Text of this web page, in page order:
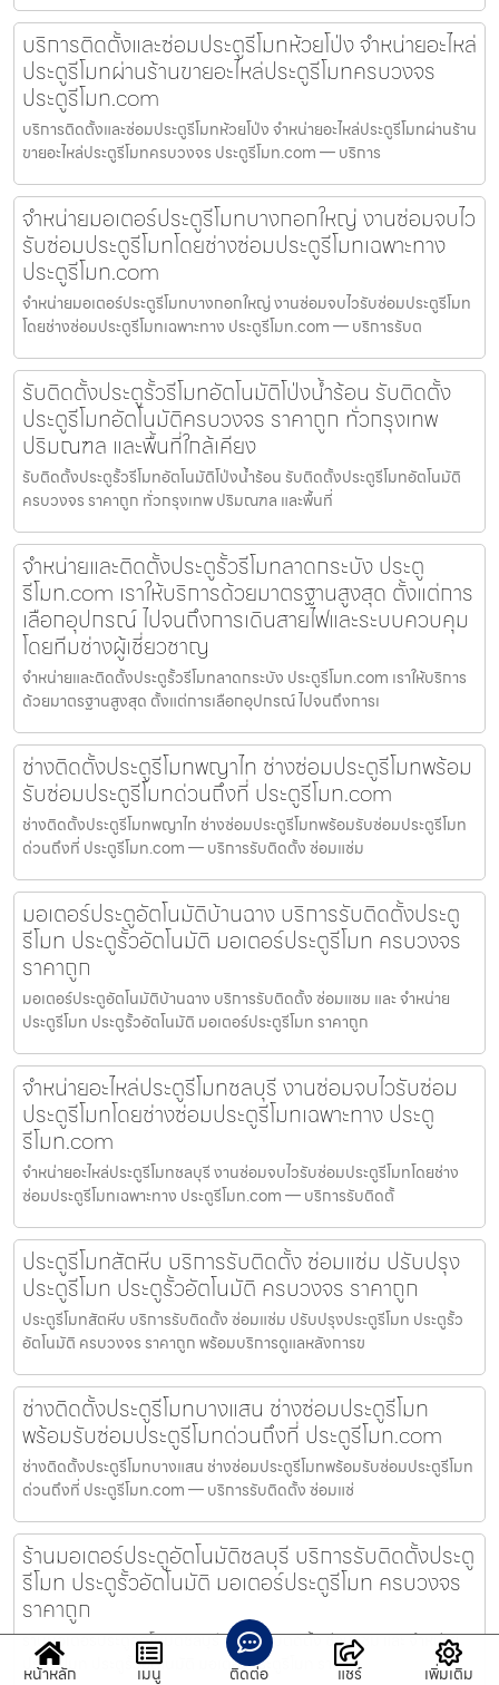
บริการติดตั้งและซ่อมประตูรีโมทห้วยโป่ง จำหน่ายอะไหล่
ประตูรีโมทผ่านร้านขายอะไหล่ประตูรีโมทครบวงจร
ประตูรีโมท.com
บริการติดตั้งและซ่อมประตูรีโมทห้วยโป่ง จำหน่ายอะไหล่ประตูรีโมทผ่านร้าน
ขายอะไหล่ประตูรีโมทครบวงจร ประตูรีโมท.com — บริการ
จำหน่ายมอเตอร์ประตูรีโมทบางกอกใหญ่ งานซ่อมจบไว
รับซ่อมประตูรีโมทโดยช่างซ่อมประตูรีโมทเฉพาะทาง
ประตูรีโมท.com
จำหน่ายมอเตอร์ประตูรีโมทบางกอกใหญ่ งานซ่อมจบไวรับซ่อมประตูรีโมท
โดยช่างซ่อมประตูรีโมทเฉพาะทาง ประตูรีโมท.com — บริการรับต
รับติดตั้งประตูรั้วรีโมทอัตโนมัติโป่งน้ำร้อน รับติดตั้ง
ประตูรีโมทอัตโนมัติครบวงจร ราคาถูก ทั่วกรุงเทพ
ปริมณฑล และพื้นที่ใกล้เคียง
รับติดตั้งประตูรั้วรีโมทอัตโนมัติโป่งน้ำร้อน รับติดตั้งประตูรีโมทอัตโนมัติ
ครบวงจร ราคาถูก ทั่วกรุงเทพ ปริมณฑล และพื้นที่
จำหน่ายและติดตั้งประตูรั้วรีโมทลาดกระบัง ประตู
รีโมท.com เราให้บริการด้วยมาตรฐานสูงสุด ตั้งแต่การ
เลือกอุปกรณ์ ไปจนถึงการเดินสายไฟและระบบควบคุม
โดยทีมช่างผู้เชี่ยวชาญ
จำหน่ายและติดตั้งประตูรั้วรีโมทลาดกระบัง ประตูรีโมท.com เราให้บริการ
ด้วยมาตรฐานสูงสุด ตั้งแต่การเลือกอุปกรณ์ ไปจนถึงการเ
ช่างติดตั้งประตูรีโมทพญาไท ช่างซ่อมประตูรีโมทพร้อม
รับซ่อมประตูรีโมทด่วนถึงที่ ประตูรีโมท.com
ช่างติดตั้งประตูรีโมทพญาไท ช่างซ่อมประตูรีโมทพร้อมรับซ่อมประตูรีโมท
ด่วนถึงที่ ประตูรีโมท.com — บริการรับติดตั้ง ซ่อมแซ่ม
มอเตอร์ประตูอัตโนมัติบ้านฉาง บริการรับติดตั้งประตู
รีโมท ประตูรั้วอัตโนมัติ มอเตอร์ประตูรีโมท ครบวงจร
ราคาถูก
มอเตอร์ประตูอัตโนมัติบ้านฉาง บริการรับติดตั้ง ซ่อมแซม และ จำหน่าย
ประตูรีโมท ประตูรั้วอัตโนมัติ มอเตอร์ประตูรีโมท ราคาถูก
จำหน่ายอะไหล่ประตูรีโมทชลบุรี งานซ่อมจบไวรับซ่อม
ประตูรีโมทโดยช่างซ่อมประตูรีโมทเฉพาะทาง ประตู
รีโมท.com
จำหน่ายอะไหล่ประตูรีโมทชลบุรี งานซ่อมจบไวรับซ่อมประตูรีโมทโดยช่าง
ซ่อมประตูรีโมทเฉพาะทาง ประตูรีโมท.com — บริการรับติดตั้
ประตูรีโมทสัตหีบ บริการรับติดตั้ง ซ่อมแซ่ม ปรับปรุง
ประตูรีโมท ประตูรั้วอัตโนมัติ ครบวงจร ราคาถูก
ประตูรีโมทสัตหีบ บริการรับติดตั้ง ซ่อมแซ่ม ปรับปรุงประตูรีโมท ประตูรั้ว
อัตโนมัติ ครบวงจร ราคาถูก พร้อมบริการดูแลหลังการข
ช่างติดตั้งประตูรีโมทบางแสน ช่างซ่อมประตูรีโมท
พร้อมรับซ่อมประตูรีโมทด่วนถึงที่ ประตูรีโมท.com
ช่างติดตั้งประตูรีโมทบางแสน ช่างซ่อมประตูรีโมทพร้อมรับซ่อมประตูรีโมท
ด่วนถึงที่ ประตูรีโมท.com — บริการรับติดตั้ง ซ่อมแซ่
ร้านมอเตอร์ประตูอัตโนมัติชลบุรี บริการรับติดตั้งประตู
รีโมท ประตูรั้วอัตโนมัติ มอเตอร์ประตูรีโมท ครบวงจร
ราคาถูก
ร้านมอเตอร์ประตูอัตโนมัติชลบุรี บริการรับติดตั้ง ซ่อมแซม และ จำหน่าย
ประตูรีโมท ประตูรั้วอัตโนมัติ มอเตอร์ประตูรีโมท ราคา
หน้าหลัก เมนู ติดต่อ แชร์ เพิ่มเติม